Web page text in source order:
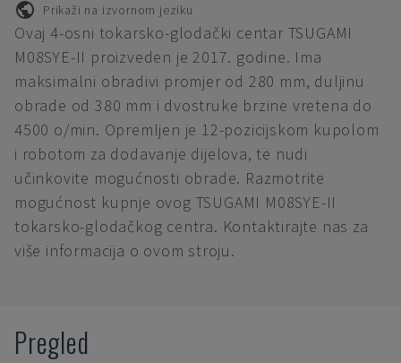
Prikaži na izvornom jeziku
Ovaj 4-osni tokarsko-glodački centar TSUGAMI
M08SYE-II proizveden je 2017. godine. Ima
maksimalni obradivi promjer od 280 mm, duljinu
obrade od 380 mm i dvostruke brzine vretena do
4500 o/min. Opremljen je 12-pozicijskom kupolom
i robotom za dodavanje dijelova, te nudi
učinkovite mogućnosti obrade. Razmotrite
mogućnost kupnje ovog TSUGAMI M08SYE-II
tokarsko-glodačkog centra. Kontaktirajte nas za
više informacija o ovom stroju.
Pregled